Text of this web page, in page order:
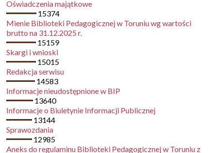
Oświadczenia majątkowe
15374
Mienie Biblioteki Pedagogicznej w Toruniu wg wartości
brutto na 31.12.2025 r.
15159
Skargi i wnioski
15015
Redakcja serwisu
14583
Informacje nieudostępnione w BIP
13640
Informacje o Biuletynie Informacji Publicznej
13144
Sprawozdania
12985
Aneks do regulaminu Biblioteki Pedagogicznej w Toruniu z